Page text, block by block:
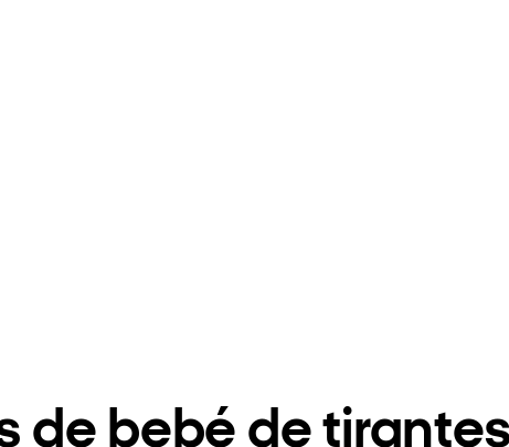
de bebé de